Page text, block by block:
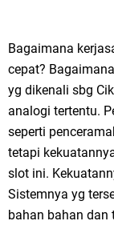
Bagaimana
cepat?
yg dikenali sbg
analogi tertentu.
seperti
tetapi
slot ini.
Sistemnya yg
bahan bahan dan